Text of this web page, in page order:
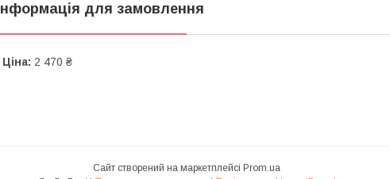
Інформація для замовлення
Ціна: 2 470 ₴
Сайт створений на маркетплейсі Prom.ua